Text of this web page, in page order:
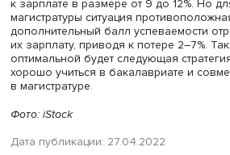
снижается в зависимости от
Среди возможных причин
исследователи называют
потенциально
гуманитарные науки, тогда как
сферы занятости, выбираемые
Немаловажны и такие причины,